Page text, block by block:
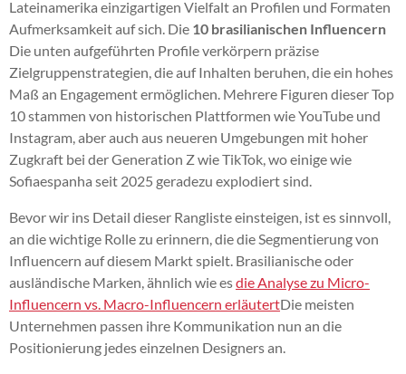
Lateinamerika einzigartigen Vielfalt an Profilen und Formaten
Aufmerksamkeit auf sich. Die 10 brasilianischen Influencern
Die unten aufgeführten Profile verkörpern präzise
Zielgruppenstrategien, die auf Inhalten beruhen, die ein hohes
Maß an Engagement ermöglichen. Mehrere Figuren dieser Top
10 stammen von historischen Plattformen wie YouTube und
Instagram, aber auch aus neueren Umgebungen mit hoher
Zugkraft bei der Generation Z wie TikTok, wo einige wie
Sofiaespanha seit 2025 geradezu explodiert sind.
Bevor wir ins Detail dieser Rangliste einsteigen, ist es sinnvoll,
an die wichtige Rolle zu erinnern, die die Segmentierung von
Influencern auf diesem Markt spielt. Brasilianische oder
ausländische Marken, ähnlich wie esdie Analyse zu Micro-
Influencern vs. Macro-Influencern erläutertDie meisten
Unternehmen passen ihre Kommunikation nun an die
Positionierung jedes einzelnen Designers an.